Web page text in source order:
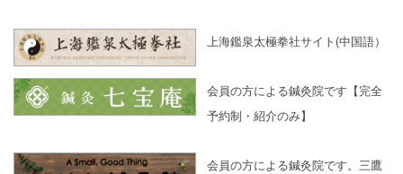
上海鑑泉太極拳社サイト(中国語）
会員の方による鍼灸院です【完全
予約制・紹介のみ】
会員の方による鍼灸院です。三鷹